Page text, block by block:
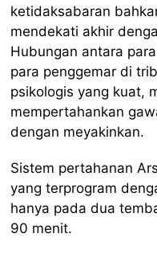
ketidaksabaran
mendekati akhir
Hubungan antara
para penggemar di
psikologis yang kuat,
mempertahankan
dengan meyakinkan.
Sistem pertahanan
yang terprogram
hanya pada dua
90 menit.